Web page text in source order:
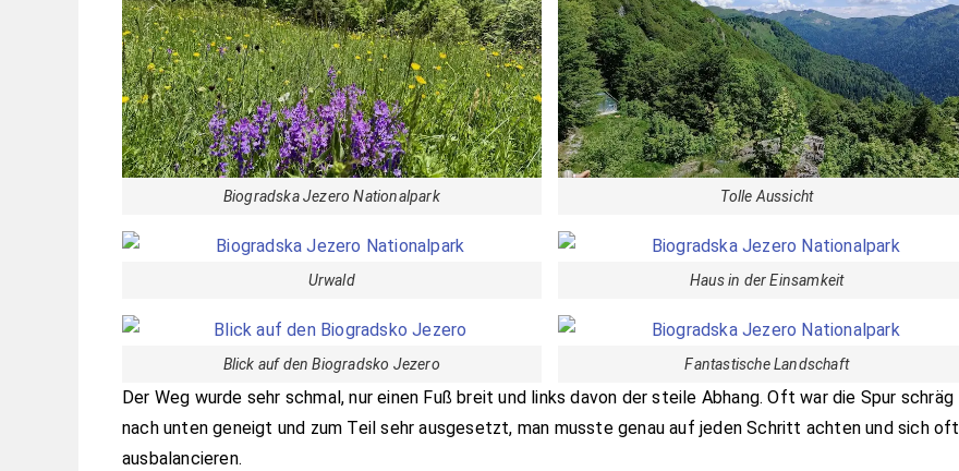
Biogradska Jezero Nationalpark Tolle Aussicht
Urwald Haus in der Einsamkeit
Blick auf den Biogradsko Jezero Fantastische Landschaft
Der Weg wurde sehr schmal, nur einen Fuß breit und links davon der steile Abhang. Oft war die Spur schräg
nach unten geneigt und zum Teil sehr ausgesetzt, man musste genau auf jeden Schritt achten und sich oft
ausbalancieren.